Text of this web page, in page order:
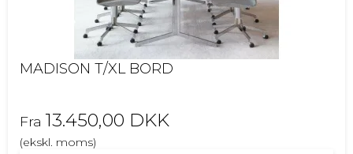
MADISON T/XL BORD
Fra 13.450,00 DKK
(ekskl. moms)